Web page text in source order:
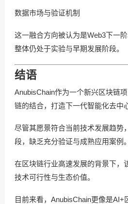
数据市场与验证机制
这一融合方向被认为是Web3下一
整体仍处于实验与早期发展阶段。
结语
AnubisChain作为一个新兴区块链
链的结合，打造下一代智能化去中
尽管其愿景符合当前技术发展趋势
段，缺乏充分验证与成熟应用案例。
在区块链行业高速发展的背景下，
技术可行性与生态价值。
目前来看，AnubisChain更像是AI+